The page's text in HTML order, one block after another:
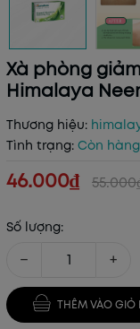
Xà phòng
Himalaya
Thương hiệu:
Tình trạng: Còn hàng
46.000₫
Số lượng:
− +
THÊM VÀO GIỎ